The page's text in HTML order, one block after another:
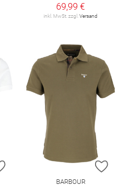
69,99 €
inkl. MwSt. zzgl. Versand
ZUR WUNSCHLISTE HINZUFÜGEN
ZUR
BARBOUR